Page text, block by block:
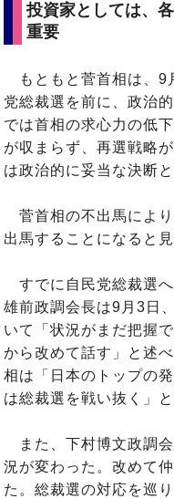
投資家としては、
重要
もともと菅首相は、9
党総裁選を前に、政治
では首相の求心力の低
が収まらず、再選戦略
は政治的に妥当な決断
菅首相の不出馬によ
出馬することになると見
すでに自民党総裁選
雄前政調会長は9月3日
いて「状況がまだ把握
から改めて話す」と述
相は「日本のトップの
は総裁選を戦い抜く」
また、下村博文政調
況が変わった。改めて
た。総裁選の対応を巡